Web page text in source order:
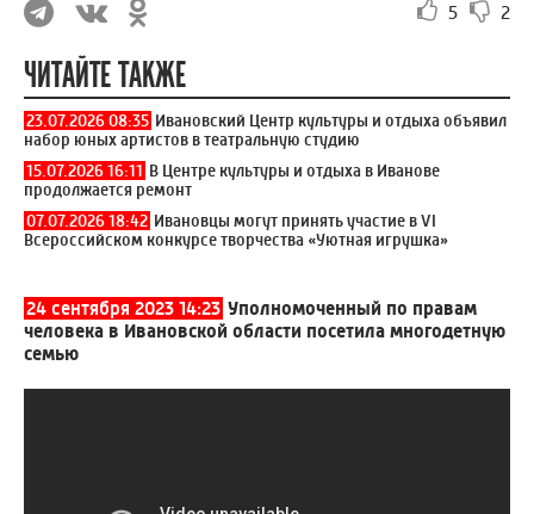
5 2
ЧИТАЙТЕ ТАКЖЕ
23.07.2026 08:35 Ивановский Центр культуры и отдыха объявил
набор юных артистов в театральную студию
15.07.2026 16:11 В Центре культуры и отдыха в Иванове
продолжается ремонт
07.07.2026 18:42 Ивановцы могут принять участие в VI
Всероссийском конкурсе творчества «Уютная игрушка»
24 сентября 2023 14:23 Уполномоченный по правам
человека в Ивановской области посетила многодетную
семью